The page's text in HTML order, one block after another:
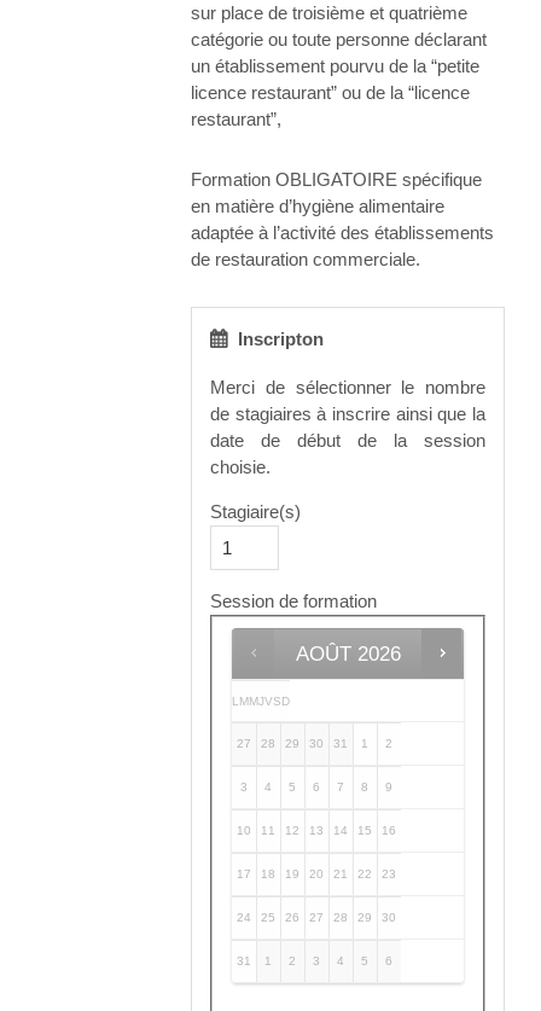
sur place de troisième et quatrième
catégorie ou toute personne déclarant
un établissement pourvu de la “petite
licence restaurant” ou de la “licence
restaurant”,
Formation OBLIGATOIRE spécifique
en matière d’hygiène alimentaire
adaptée à l’activité des établissements
de restauration commerciale.
Inscripton
Merci de sélectionner le nombre
de stagiaires à inscrire ainsi que la
date de début de la session
choisie.
Stagiaire(s)
Session de formation
AOÛT 2026
L MMJVSD
27 28 29 30 31 1 2
3 4 5 6 7 8 9
10 11 12 13 14 15 16
17 18 19 20 21 22 23
24 25 26 27 28 29 30
31 1 2 3 4 5 6